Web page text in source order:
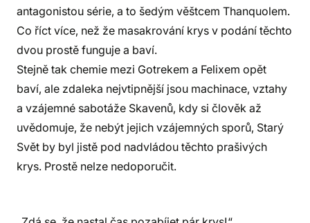
antagonistou série, a to šedým věštcem Thanquolem.
Co říct více, než že masakrování krys v podání těchto
dvou prostě funguje a baví.
Stejně tak chemie mezi Gotrekem a Felixem opět
baví, ale zdaleka nejvtipnější jsou machinace, vztahy
a vzájemné sabotáže Skavenů, kdy si člověk až
uvědomuje, že nebýt jejich vzájemných sporů, Starý
Svět by byl jistě pod nadvládou těchto prašivých
krys. Prostě nelze nedoporučit.